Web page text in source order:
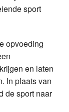
sport
opvoeding
en laten
In plaats van
de sport naar